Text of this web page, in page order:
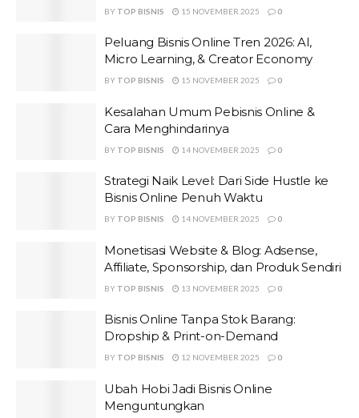
BY TOP BISNIS 15 NOVEMBER 2025 0
Peluang Bisnis Online Tren 2026: AI,
Micro Learning, & Creator Economy
BY TOP BISNIS 15 NOVEMBER 2025 0
Kesalahan Umum Pebisnis Online &
Cara Menghindarinya
BY TOP BISNIS 14 NOVEMBER 2025 0
Strategi Naik Level: Dari Side Hustle ke
Bisnis Online Penuh Waktu
BY TOP BISNIS 14 NOVEMBER 2025 0
Monetisasi Website & Blog: Adsense,
Affiliate, Sponsorship, dan Produk Sendiri
BY TOP BISNIS 13 NOVEMBER 2025 0
Bisnis Online Tanpa Stok Barang:
Dropship & Print-on-Demand
BY TOP BISNIS 12 NOVEMBER 2025 0
Ubah Hobi Jadi Bisnis Online
Menguntungkan